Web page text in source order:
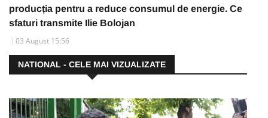
producția pentru a reduce consumul de energie. Ce
sfaturi transmite Ilie Bolojan
03 August 15:56
NATIONAL - CELE MAI VIZUALIZATE